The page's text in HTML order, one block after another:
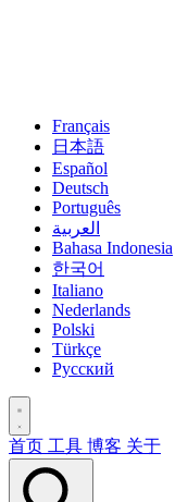
Français
日本語
Español
Deutsch
Português
العربية
Bahasa Indonesia
한국어
Italiano
Nederlands
Polski
Türkçe
Русский
首页 工具 博客 关于